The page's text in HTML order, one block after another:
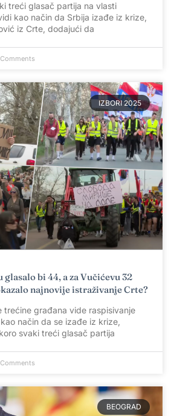
treći glasač partija na vlasti
kao način da Srbija izađe iz krize,
iz Crte, dodajući da
IZBORI 2025
bi 44, a za Vučićevu 32
najnovije istraživanje Crte?
trećine građana vide raspisivanje
način da se izađe iz krize,
svaki treći glasač partija
BEOGRAD